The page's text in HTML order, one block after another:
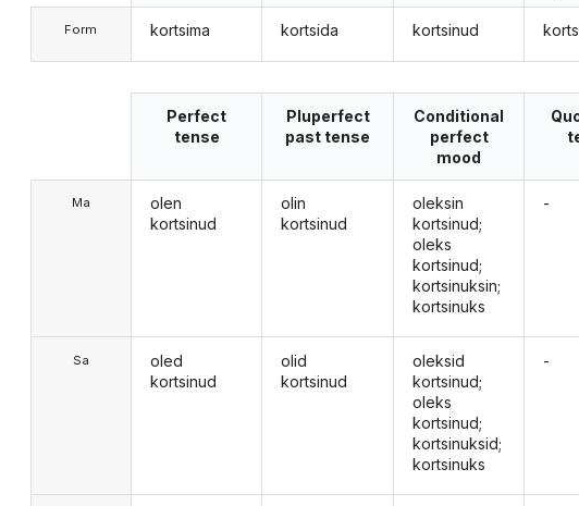
Form kortsima kortsida kortsinud
Ma
Sa
Perfect
tense
olen
kortsinud
oled
kortsinud
Pluperfect
past tense
olin
kortsinud
olid
kortsinud
Conditional
perfect
mood
oleksin
kortsinud;
oleks
kortsinud;
kortsinuksin;
kortsinuks
oleksid
kortsinud;
oleks
kortsinud;
kortsinuksid;
kortsinuks
-
-